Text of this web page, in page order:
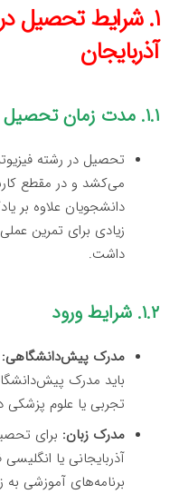
۱. شرایط تحصیل
آذربایجان
۱.۱. مدت زمان تحصیل
می‌کشد و در مقطع
دانشجویان علاوه بر
زیادی برای تمرین
داشت.
۱.۲. شرایط ورود
مدرک پیش‌دانشگاهی:
باید مدرک
تجربی یا علوم پزشکی
مدرک زبان: برای
آذربایجانی یا
برنامه‌های آموزشی به